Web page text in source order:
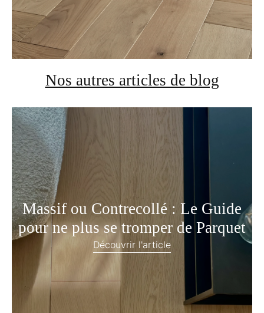
Nos autres articles de blog
Massif ou Contrecollé : Le Guide
pour ne plus se tromper de Parquet
Découvrir l'article